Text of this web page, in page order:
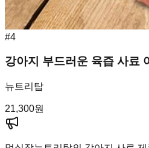
#4
강아지 부드러운 육즙 사료
뉴트리탑
21,300원